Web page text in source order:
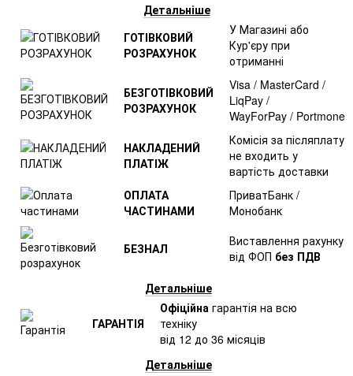
Детальніше
ГОТІВКОВИЙ
РОЗРАХУНОК
У Магазині або
Кур'єру при
отриманні
БЕЗГОТІВКОВИЙ
РОЗРАХУНОК
Visa / MasterCard /
LiqPay /
WayForPay / Portmone
НАКЛАДЕНИЙ
ПЛАТІЖ
Комісія за післяплату
не входить у
вартість доставки
ОПЛАТА
ЧАСТИНАМИ
ПриватБанк /
Монобанк
БЕЗНАЛ
Виставлення рахунку
від ФОП без ПДВ
Детальніше
ГАРАНТІЯ
Офіційна гарантія на всю
техніку
від 12 до 36 місяців
Детальніше